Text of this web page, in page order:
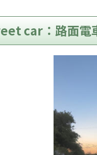
car：路面電